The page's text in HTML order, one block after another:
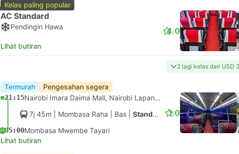
Kelas paling popular
AC Standard
Pendingin Hawa
Lihat butiran
4.0
2 lagi kelas dari USD
Termurah Pengesahan segera
21:15
Nairobi Imara Daima Mall, Nairobi LapanganTerbang
7j 45m | Mombasa Raha Bas Standard
+105:00Mombasa Mwembe Tayari
1.0
Lihat butiran